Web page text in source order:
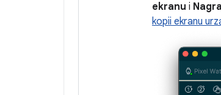
ekranu i
kopii ekranu